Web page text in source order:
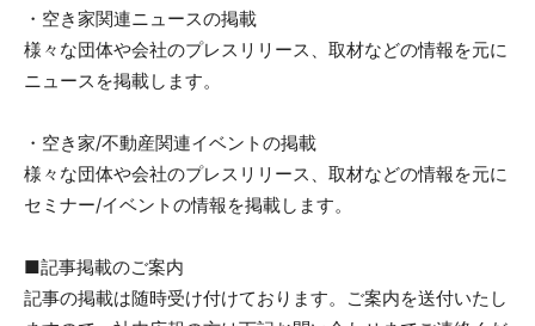
・空き家関連ニュースの掲載
様々な団体や会社のプレスリリース、取材などの情報を元に
ニュースを掲載します。
・空き家/不動産関連イベントの掲載
様々な団体や会社のプレスリリース、取材などの情報を元に
セミナー/イベントの情報を掲載します。
■記事掲載のご案内
記事の掲載は随時受け付けております。ご案内を送付いたし